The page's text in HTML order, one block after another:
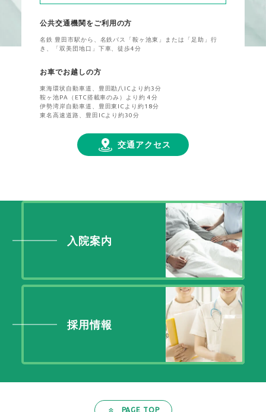
公共交通機関をご利用の方
名鉄 豊田市駅から、名鉄バス「鞍ヶ池東」または「足助」行
き、「双美団地口」下車、徒歩4分
お車でお越しの方
東海環状自動車道、豊田勘八ICより約3分
鞍ヶ池PA（ETC搭載車のみ）より約 4分
伊勢湾岸自動車道、豊田東ICより約18分
東名高速道路、豊田ICより約30分
交通アクセス
入院案内
採用情報
PAGE TOP